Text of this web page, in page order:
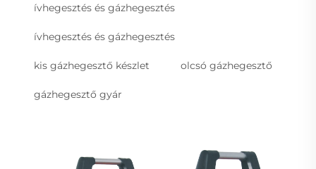
ívhegesztés és gázhegesztés
ívhegesztés és gázhegesztés
kis gázhegesztő készlet olcsó gázhegesztő
gázhegesztő gyár